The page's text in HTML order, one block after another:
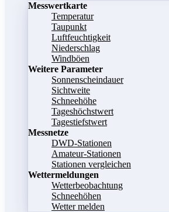
Messwertkarte
Temperatur
Taupunkt
Luftfeuchtigkeit
Niederschlag
Windböen
Weitere Parameter
Sonnenscheindauer
Sichtweite
Schneehöhe
Tageshöchstwert
Tagestiefstwert
Messnetze
DWD-Stationen
Amateur-Stationen
Stationen vergleichen
Wettermeldungen
Wetterbeobachtung
Schneehöhen
Wetter melden